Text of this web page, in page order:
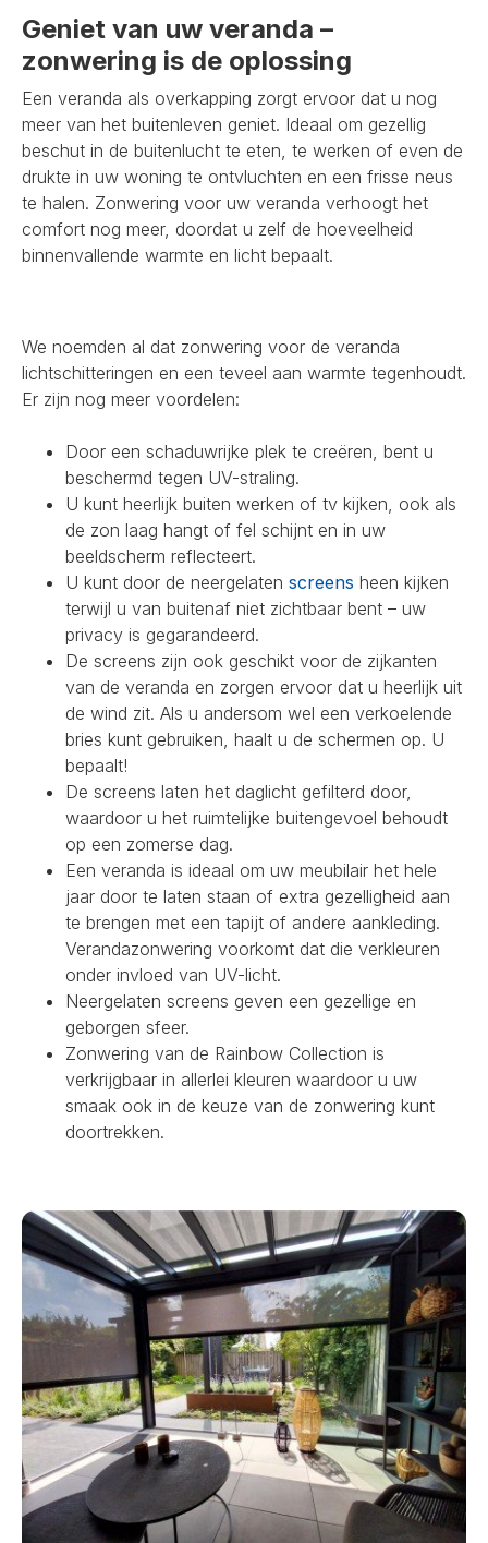
Geniet van uw veranda –
zonwering is de oplossing
Een veranda als overkapping zorgt ervoor dat u nog
meer van het buitenleven geniet. Ideaal om gezellig
beschut in de buitenlucht te eten, te werken of even de
drukte in uw woning te ontvluchten en een frisse neus
te halen. Zonwering voor uw veranda verhoogt het
comfort nog meer, doordat u zelf de hoeveelheid
binnenvallende warmte en licht bepaalt.
We noemden al dat zonwering voor de veranda
lichtschitteringen en een teveel aan warmte tegenhoudt.
Er zijn nog meer voordelen:
Door een schaduwrijke plek te creëren, bent u
beschermd tegen UV-straling.
U kunt heerlijk buiten werken of tv kijken, ook als
de zon laag hangt of fel schijnt en in uw
beeldscherm reflecteert.
U kunt door de neergelaten screens heen kijken
terwijl u van buitenaf niet zichtbaar bent – uw
privacy is gegarandeerd.
De screens zijn ook geschikt voor de zijkanten
van de veranda en zorgen ervoor dat u heerlijk uit
de wind zit. Als u andersom wel een verkoelende
bries kunt gebruiken, haalt u de schermen op. U
bepaalt!
De screens laten het daglicht gefilterd door,
waardoor u het ruimtelijke buitengevoel behoudt
op een zomerse dag.
Een veranda is ideaal om uw meubilair het hele
jaar door te laten staan of extra gezelligheid aan
te brengen met een tapijt of andere aankleding.
Verandazonwering voorkomt dat die verkleuren
onder invloed van UV-licht.
Neergelaten screens geven een gezellige en
geborgen sfeer.
Zonwering van de Rainbow Collection is
verkrijgbaar in allerlei kleuren waardoor u uw
smaak ook in de keuze van de zonwering kunt
doortrekken.